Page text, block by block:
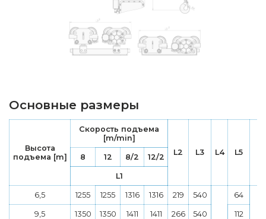
Основные размеры
Высота
подъема [m]
Скорость подъема
[m/min]
L2
L3 L4 L5
8 12 8/2 12/2
L1
6,5 1255 1255 1316 1316 219 540 64
9,5 1350 1350 1411 1411 266 540 112